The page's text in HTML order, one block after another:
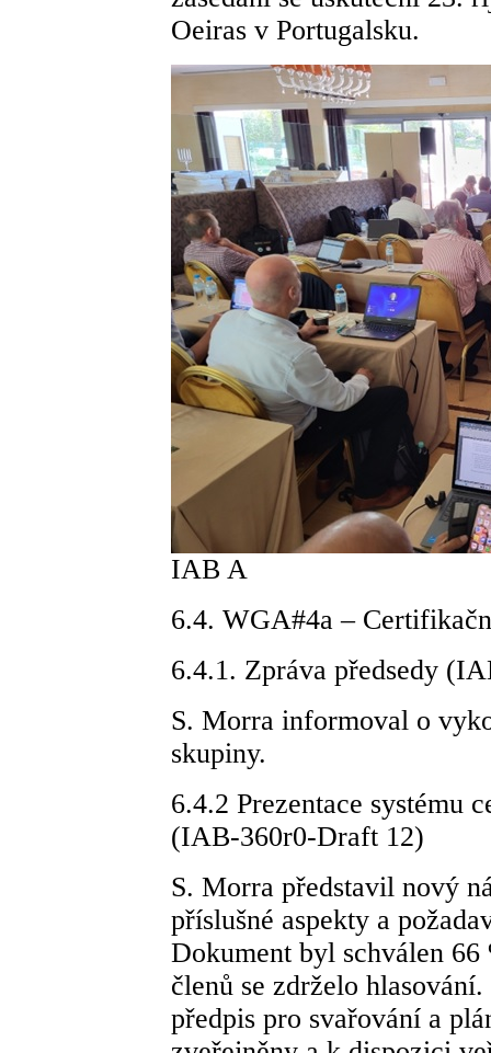
Oeiras v Portugalsku.
IAB A
6.4. WGA#4a –
6.4.1. Zpráva předsedy
S. Morra informoval o
skupiny.
6.4.2 Prezentace systému
(IAB-360r0-Draft 12)
S. Morra představil nový
příslušné aspekty a
Dokument byl schválen
členů se zdrželo
předpis pro svařování a